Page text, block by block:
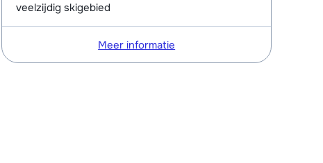
veelzijdig skigebied
Meer informatie